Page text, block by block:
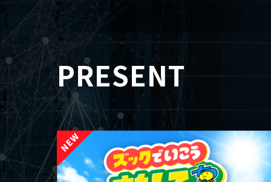
PRESENT